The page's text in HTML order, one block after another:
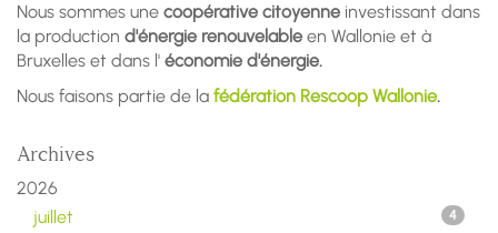
Nous sommes une coopérative citoyenne investissant dans
la production d'énergie renouvelable en Wallonie et à
Bruxelles et dans l' économie d'énergie.
Nous faisons partie de la fédération Rescoop Wallonie.
Archives
2026
juillet
4